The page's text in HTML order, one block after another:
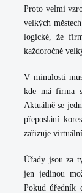
Proto velmi
velkých
logické, že
každoročně
V minulosti
kde má firma
Aktuálně se
přeposlání
zařizuje
Úřady jsou za
jen jedinou
Pokud úředník